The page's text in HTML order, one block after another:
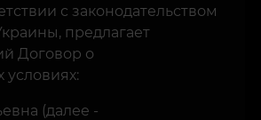
с законодательством
предлагает
Договор о
(далее -